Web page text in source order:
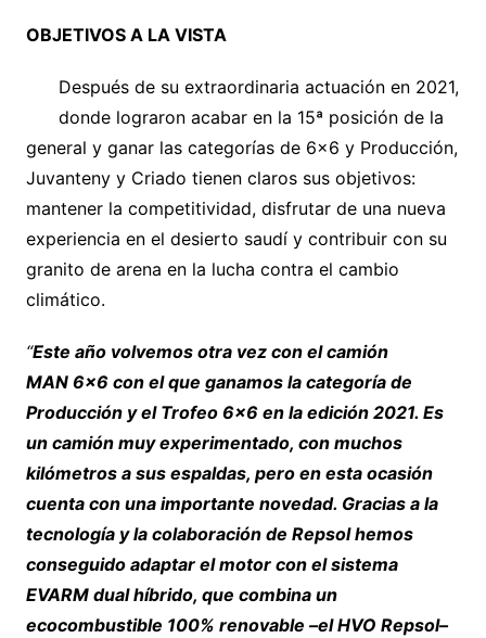
OBJETIVOS A LA VISTA
Después de su extraordinaria actuación en 2021,
donde lograron acabar en la 15ª posición de la
general y ganar las categorías de 6×6 y Producción,
Juvanteny y Criado tienen claros sus objetivos:
mantener la competitividad, disfrutar de una nueva
experiencia en el desierto saudí y contribuir con su
granito de arena en la lucha contra el cambio
climático.
“Este año volvemos otra vez con el camión
MAN 6×6 con el que ganamos la categoría de
Producción y el Trofeo 6×6 en la edición 2021. Es
un camión muy experimentado, con muchos
kilómetros a sus espaldas, pero en esta ocasión
cuenta con una importante novedad. Gracias a la
tecnología y la colaboración de Repsol hemos
conseguido adaptar el motor con el sistema
EVARM dual híbrido, que combina un
ecocombustible 100% renovable –el HVO Repsol–